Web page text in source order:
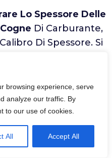
browsing experience, serve
analyze our traffic. By
to our use of cookies.
All Accept All
Lo Spessore Delle
Di Carburante,
Di Spessore. Si
A Scatto Che
Del Materiale Da
Mostra La Misura
In Frazioni Di